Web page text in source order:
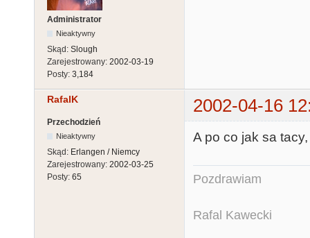
Administrator
Nieaktywny
Skąd: Slough
Zarejestrowany: 2002-03-19
Posty: 3,184
RafalK 2002-04-16
Przechodzień
Nieaktywny
Skąd: Erlangen / Niemcy
Zarejestrowany: 2002-03-25
Posty: 65
A po co jak sa
Pozdrawiam
Rafal Kawecki